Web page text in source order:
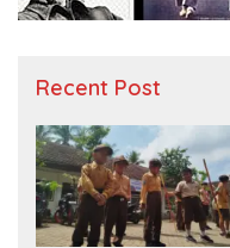
Recent Post